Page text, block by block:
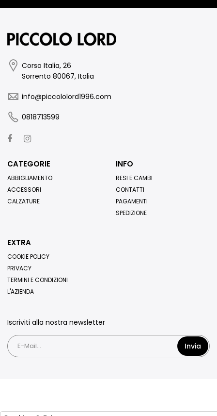
Corso Italia, 26
Sorrento 80067, Italia
info@piccololord1996.com
0818713599
CATEGORIE
ABBIGLIAMENTO
ACCESSORI
CALZATURE
INFO
RESI E CAMBI
CONTATTI
PAGAMENTI
SPEDIZIONE
EXTRA
COOKIE POLICY
PRIVACY
TERMINI E CONDIZIONI
L'AZIENDA
Iscriviti alla nostra newsletter
Invia